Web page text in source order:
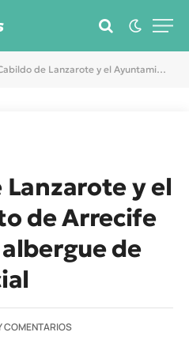
de Lanzarote y el Ayuntamiento de Arrecife inauguran el albergue de inclusión social
Lanzarote y el
de Arrecife
de
COMENTARIOS